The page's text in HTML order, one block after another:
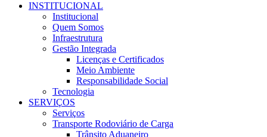
INSTITUCIONAL
Institucional
Quem Somos
Infraestrutura
Gestão Integrada
Licenças e Certificados
Meio Ambiente
Responsabilidade Social
Tecnologia
SERVIÇOS
Serviços
Transporte Rodoviário de Carga
Trânsito Aduaneiro